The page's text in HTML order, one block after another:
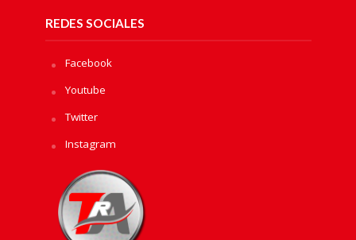
REDES SOCIALES
Facebook
Youtube
Twitter
Instagram